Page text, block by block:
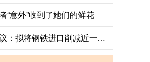
“意外”收到了她们的鲜花
散户配资 欧盟初步协议：拟将钢铁进口削减近一半，并加征关税